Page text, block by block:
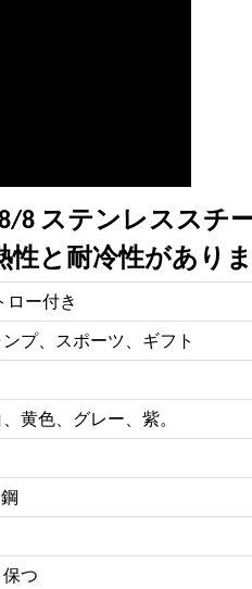
8 ステンレススチ
と耐冷性がありま
ー付き
プ、スポーツ、ギフト
黄色、グレー、紫。
つ